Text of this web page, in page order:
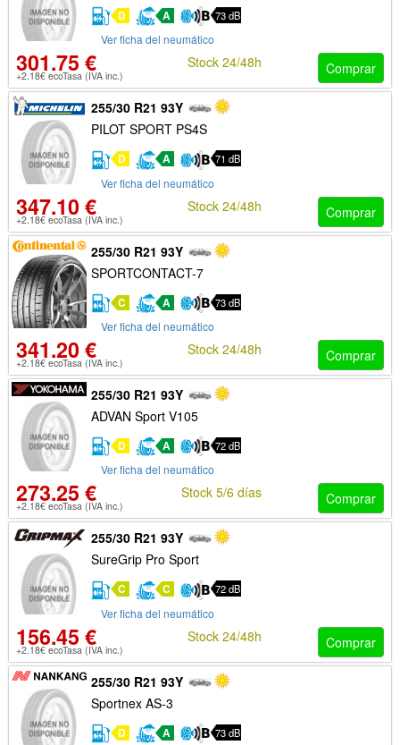
D A 73 dB
Ver ficha del neumático
301.75 €
+2.18€ ecoTasa (IVA inc.) Comprar
Stock 24/48h
255/30 R21 93Y
PILOT SPORT PS4S
D A 71 dB
Ver ficha del neumático
347.10 €
+2.18€ ecoTasa (IVA inc.) Comprar
Stock 24/48h
255/30 R21 93Y
SPORTCONTACT-7
C A 73 dB
Ver ficha del neumático
341.20 €
+2.18€ ecoTasa (IVA inc.) Comprar
Stock 24/48h
255/30 R21 93Y
ADVAN Sport V105
D A 72 dB
Ver ficha del neumático
273.25 €
+2.18€ ecoTasa (IVA inc.) Comprar
Stock 5/6 días
255/30 R21 93Y
SureGrip Pro Sport
C C 72 dB
Ver ficha del neumático
156.45 €
+2.18€ ecoTasa (IVA inc.) Comprar
Stock 24/48h
255/30 R21 93Y
Sportnex AS-3
D A 73 dB